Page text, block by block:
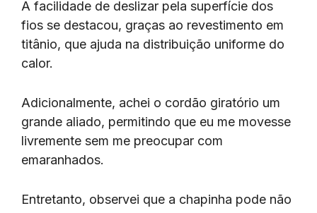
A facilidade de deslizar pela superfície dos
fios se destacou, graças ao revestimento em
titânio, que ajuda na distribuição uniforme do
calor.
Adicionalmente, achei o cordão giratório um
grande aliado, permitindo que eu me movesse
livremente sem me preocupar com
emaranhados.
Entretanto, observei que a chapinha pode não